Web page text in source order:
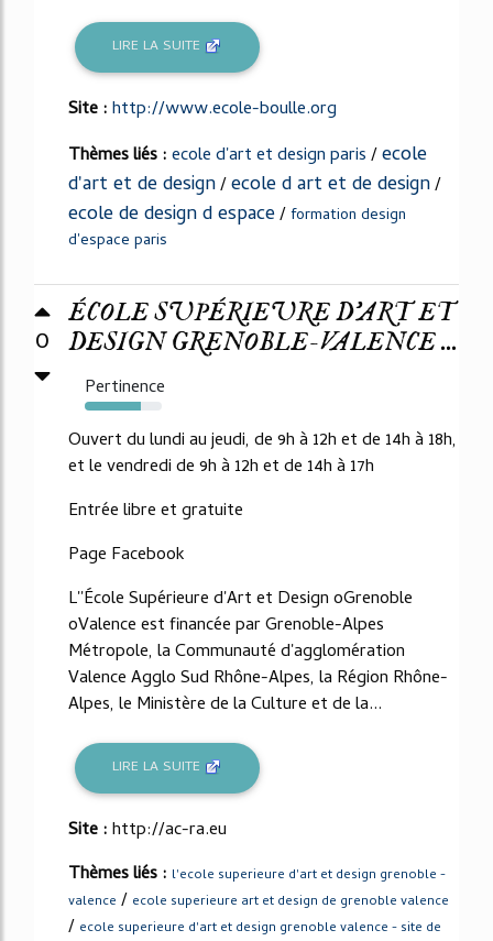
LIRE LA SUITE
Site :http://www.ecole-boulle.org
Thèmes liés :ecole d'art et design paris/ecole
d'art et de design/ecole d art et de design/
ecole de design d espace/formation design
d'espace paris
0
ÉCOLE SUPÉRIEURE D'ART ET
DESIGN GRENOBLE-VALENCE ...
Pertinence
73%
Ouvert du lundi au jeudi, de 9h à 12h et de 14h à 18h,
et le vendredi de 9h à 12h et de 14h à 17h
Entrée libre et gratuite
Page Facebook
L''École Supérieure d'Art et Design oGrenoble
oValence est financée par Grenoble-Alpes
Métropole, la Communauté d'agglomération
Valence Agglo Sud Rhône-Alpes, la Région Rhône-
Alpes, le Ministère de la Culture et de la...
LIRE LA SUITE
Site :http://ac-ra.eu
Thèmes liés : l'ecole superieure d'art et design grenoble -
valence / ecole superieure art et design de grenoble valence
/ ecole superieure d'art et design grenoble valence - site de